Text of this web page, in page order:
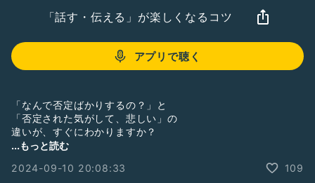
「話す・伝える」が楽しくなるコツ
アプリで聴く
「なんで否定ばかりするの？」と
「否定された気がして、悲しい」の
違いが、すぐにわかりますか？
...もっと読む
2024-09-10 20:08:33
109